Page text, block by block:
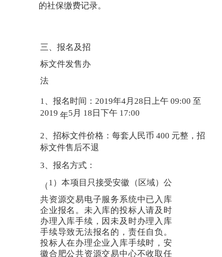
的社保缴费记录。
三、报名及招
标文件发售办
法
1、报名时间：2019年4月28日上午 09:00 至
2019 年5月 18日下午 17:00
2、招标文件价格：每套人民币 400 元整，招
标文件售后不退
3、报名方式：
（1）本项目只接受安徽（区域）公
共资源交易电子服务系统中已入库
企业报名。未入库的投标人请及时
办理入库手续，因未及时办理入库
手续导致无法报名的，责任自负。
投标人在办理企业入库手续时，安
徽合肥公共资源交易中心不收取任